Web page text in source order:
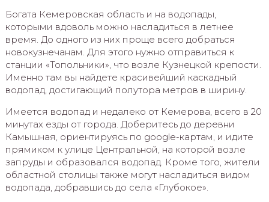
Богата Кемеровская область и на водопады,
которыми вдоволь можно насладиться в летнее
время. До одного из них проще всего добраться
новокузнечанам. Для этого нужно отправиться к
станции «Топольники», что возле Кузнецкой крепости.
Именно там вы найдете красивейший каскадный
водопад, достигающий полутора метров в ширину.
Имеется водопад и недалеко от Кемерова, всего в 20
минутах езды от города. Доберитесь до деревни
Камышная, ориентируясь по google-картам, и идите
прямиком к улице Центральной, на которой возле
запруды и образовался водопад. Кроме того, жители
областной столицы также могут насладиться видом
водопада, добравшись до села «Глубокое».